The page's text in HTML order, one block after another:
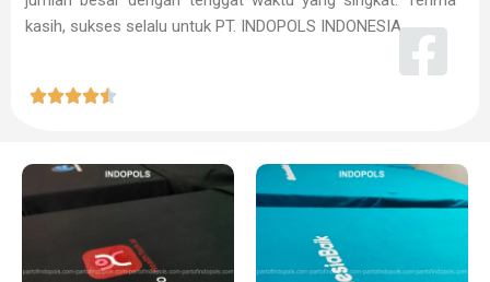
kasih, sukses selalu untuk PT. INDOPOLS INDONESIA
